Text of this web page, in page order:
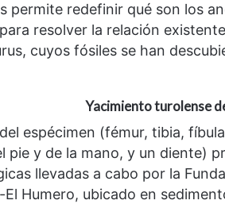
permite redefinir qué son los
resolver la relación
cuyos fósiles se han
Yacimiento turolense
espécimen (fémur, tibia,
pie y de la mano, y un diente)
llevadas a cabo por la
Humero, ubicado en